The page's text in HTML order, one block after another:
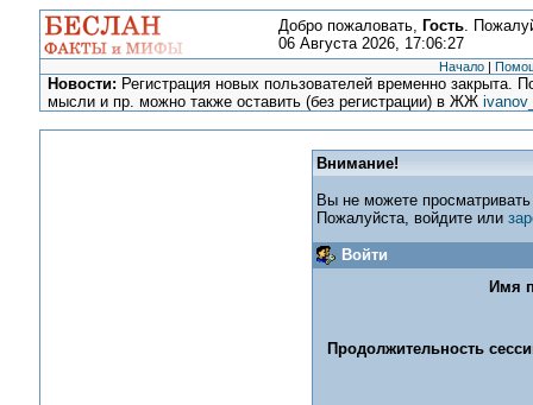
Добро пожаловать, Гость.
06 Августа 2026, 17:06:27
Начало |
Новости: Регистрация новых пользователей временно закрыта.
мысли и пр. можно также оставить (без регистрации) в ЖЖ
Внимание!
Вы не можете
Пожалуйста, войдите или
Войти
Имя
Продолжительность